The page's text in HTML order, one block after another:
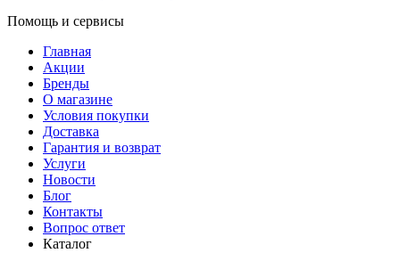
Помощь и сервисы
Главная
Акции
Бренды
О магазине
Условия покупки
Доставка
Гарантия и возврат
Услуги
Новости
Блог
Контакты
Вопрос ответ
Каталог